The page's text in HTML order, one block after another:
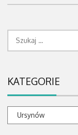
KATEGORIE
Kategorie